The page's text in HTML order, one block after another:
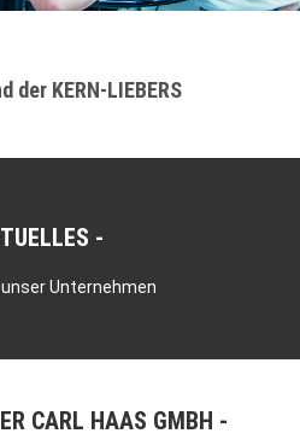
der KERN-LIEBERS
Unternehmen
CARL HAAS GMBH